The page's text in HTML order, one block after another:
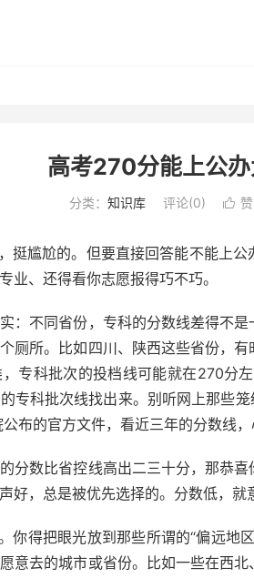
高考270分能上公
分类： 知识库 评论(0) 
挺尴尬的。但要直接回答能不能上
业、还得看你志愿报得巧不巧。
：不同省份，专科的分数线差得不
厕所。比如四川、陕西这些省份，
专科批次的投档线可能就在270分
专科批次线找出来。别听网上那些
布的官方文件，看近三年的分数线，
分数比省控线高出二三十分，那恭
好，总是被优先选择的。分数低，就
你得把眼光放到那些所谓的“偏远地
意去的城市或省份。比如一些在西